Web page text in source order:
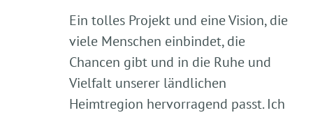
Ein tolles Projekt und eine Vision, die
viele Menschen einbindet, die
Chancen gibt und in die Ruhe und
Vielfalt unserer ländlichen
Heimtregion hervorragend passt. Ich